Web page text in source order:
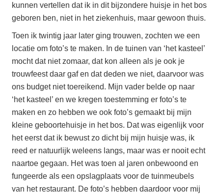
kunnen vertellen dat ik in dit bijzondere huisje in het bos
geboren ben, niet in het ziekenhuis, maar gewoon thuis.
Toen ik twintig jaar later ging trouwen, zochten we een
locatie om foto’s te maken. In de tuinen van ‘het kasteel’
mocht dat niet zomaar, dat kon alleen als je ook je
trouwfeest daar gaf en dat deden we niet, daarvoor was
ons budget niet toereikend. Mijn vader belde op naar
‘het kasteel’ en we kregen toestemming er foto’s te
maken en zo hebben we ook foto’s gemaakt bij mijn
kleine geboortehuisje in het bos. Dat was eigenlijk voor
het eerst dat ik bewust zo dicht bij mijn huisje was, ik
reed er natuurlijk weleens langs, maar was er nooit echt
naartoe gegaan. Het was toen al jaren onbewoond en
fungeerde als een opslagplaats voor de tuinmeubels
van het restaurant. De foto’s hebben daardoor voor mij